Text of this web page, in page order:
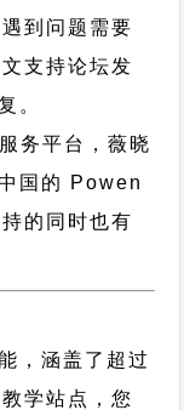
到问题需要
支持论坛发
。
务平台，薇晓
国的 Powen
的同时也有
，涵盖了超过
学站点，您